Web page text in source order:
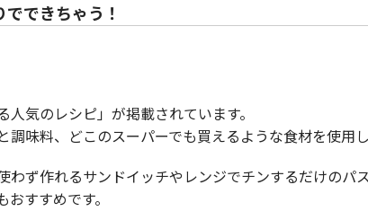
できちゃう！
気のレシピ」が掲載されています。
味料、どこのスーパーでも買えるような食材を使用
ず作れるサンドイッチやレンジでチンするだけのパ
すすめです。